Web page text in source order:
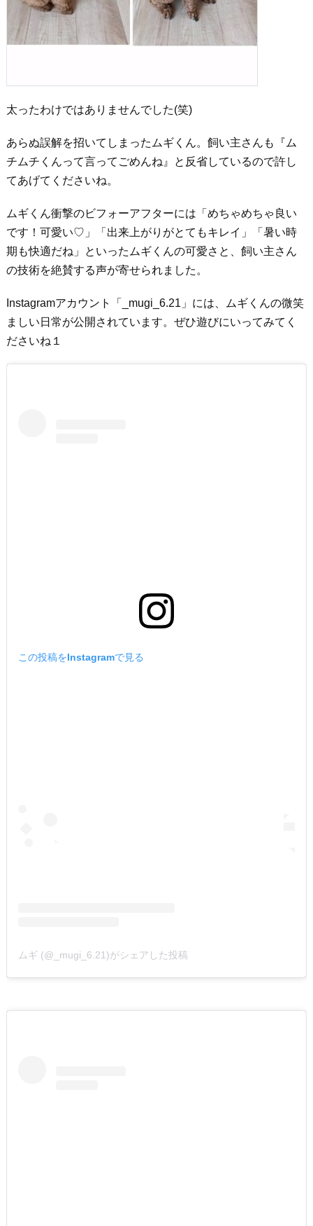
太ったわけではありませんでした(笑)
あらぬ誤解を招いてしまったムギくん。飼い主さんも『ム
チムチくんって言ってごめんね』と反省しているので許し
てあげてくださいね。
ムギくん衝撃のビフォーアフターには「めちゃめちゃ良い
です！可愛い♡」「出来上がりがとてもキレイ」「暑い時
期も快適だね」といったムギくんの可愛さと、飼い主さん
の技術を絶賛する声が寄せられました。
Instagramアカウント「_mugi_6.21」には、ムギくんの微笑
ましい日常が公開されています。ぜひ遊びにいってみてく
ださいね１
この投稿をInstagramで見る
ムギ (@_mugi_6.21)がシェアした投稿